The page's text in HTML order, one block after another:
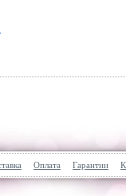
Оплата Гарантии